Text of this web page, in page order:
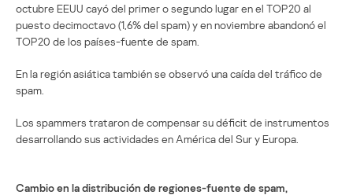
octubre EEUU cayó del primer o segundo lugar en el TOP20 al
puesto decimoctavo (1,6% del spam) y en noviembre abandonó el
TOP20 de los países-fuente de spam.
En la región asiática también se observó una caída del tráfico de
spam.
Los spammers trataron de compensar su déficit de instrumentos
desarrollando sus actividades en América del Sur y Europa.
Cambio en la distribución de regiones-fuente de spam,